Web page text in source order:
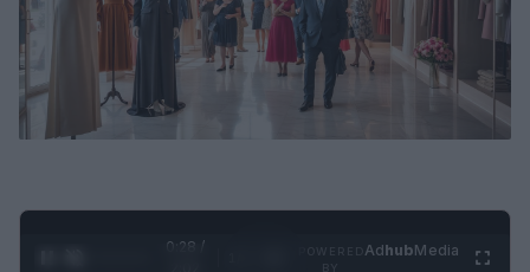
0:29 /
AdhubMedia